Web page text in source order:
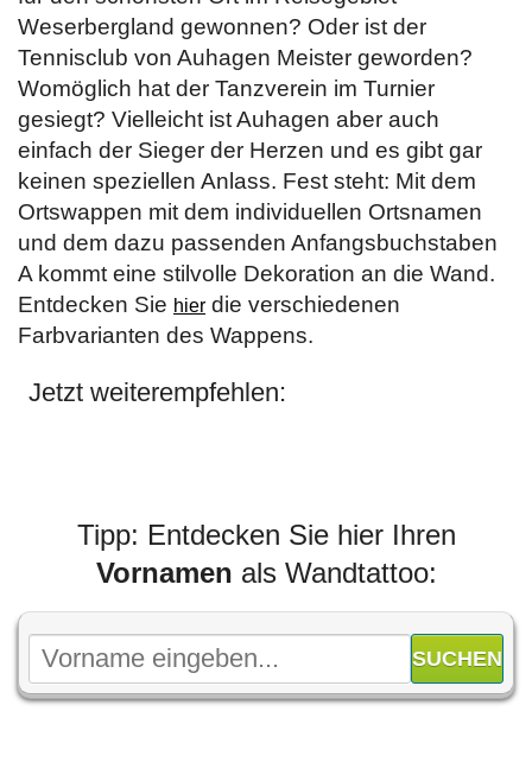
Weserbergland gewonnen? Oder ist der
Tennisclub von Auhagen Meister geworden?
Womöglich hat der Tanzverein im Turnier
gesiegt? Vielleicht ist Auhagen aber auch
einfach der Sieger der Herzen und es gibt gar
keinen speziellen Anlass. Fest steht: Mit dem
Ortswappen mit dem individuellen Ortsnamen
und dem dazu passenden Anfangsbuchstaben
A kommt eine stilvolle Dekoration an die Wand.
Entdecken Sie hier die verschiedenen
Farbvarianten des Wappens.
Jetzt weiterempfehlen:
Tipp: Entdecken Sie hier Ihren
Vornamen als Wandtattoo: